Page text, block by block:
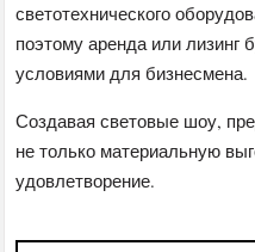
светотехнического
поэтому аренда или
условиями для бизнесмена.
Создавая световые шоу,
не только материальную
удовлетворение.